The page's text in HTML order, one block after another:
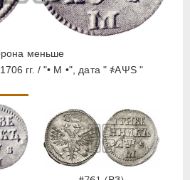
меньше
гг. / "• М •", дата " ҂АΨS "